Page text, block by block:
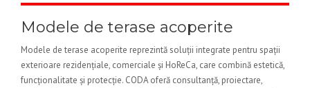
Modele de terase acoperite
Modele de terase acoperite reprezintă soluții integrate pentru spații
exterioare rezidențiale, comerciale și HoReCa, care combină estetică,
funcționalitate și protecție. CODA oferă consultanță, proiectare,